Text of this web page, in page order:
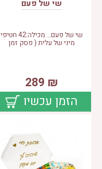
שי של פעם
שי של פעם... מכילה:42 חטיפי
מיני של עלית ( פסק זמן
₪
289
הזמן עכשיו